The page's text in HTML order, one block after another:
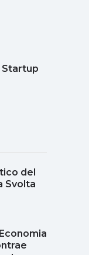
Startup
del
Svolta